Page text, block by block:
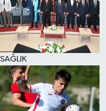
SAĞLIK
KÜLTÜR SANAT
MAGAZİN
SAĞLIK
SİYASET